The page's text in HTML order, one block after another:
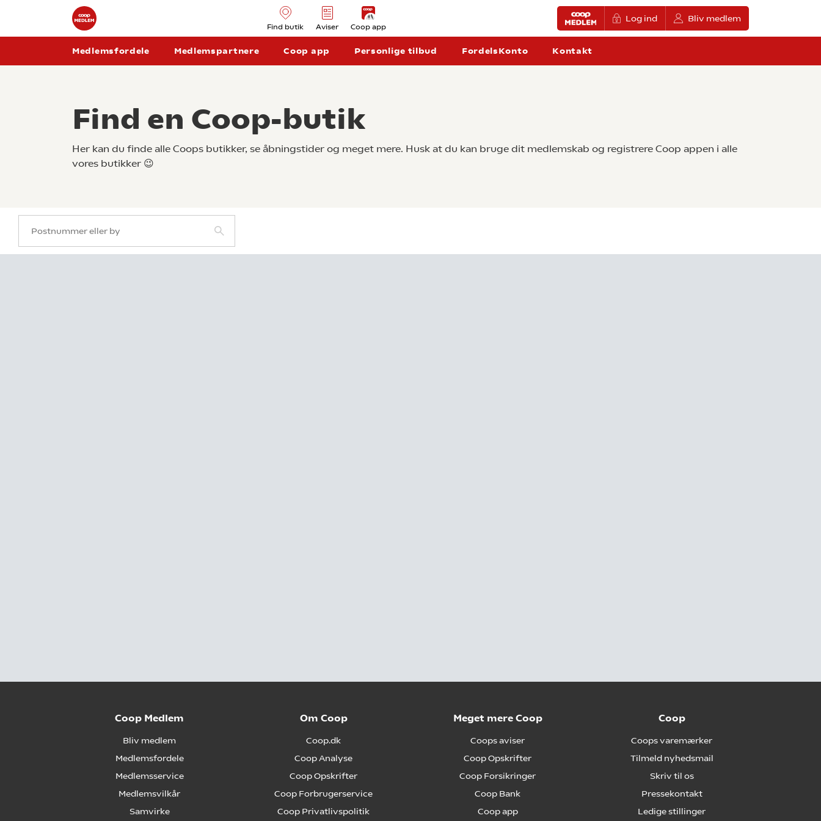
Find butik Aviser Coop app
Log ind Bliv medlem
Medlemsfordele Medlemspartnere Coop app Personlige tilbud FordelsKonto Kontakt
Find en Coop-butik
Her kan du finde alle Coops butikker, se åbningstider og meget mere. Husk at du kan bruge dit medlemskab og registrere Coop appen i alle
vores butikker 😉
Coop Medlem
Bliv medlem
Medlemsfordele
Medlemsservice
Medlemsvilkår
Samvirke
Om Coop
Coop.dk
Coop Analyse
Coop Opskrifter
Coop Forbrugerservice
Coop Privatlivspolitik
Meget mere Coop
Coops aviser
Coop Opskrifter
Coop Forsikringer
Coop Bank
Coop app
Coop
Coops varemærker
Tilmeld nyhedsmail
Skriv til os
Pressekontakt
Ledige stillinger